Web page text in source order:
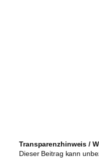
Transparenzhinweis /
Dieser Beitrag kann